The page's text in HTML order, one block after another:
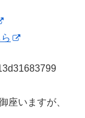
座いますが、